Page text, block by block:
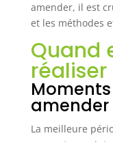
amender, il est
et les méthodes
Quand
amender
La meilleure